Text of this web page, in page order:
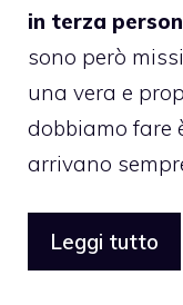
in terza
sono però
una vera e
dobbiamo fare
arrivano
Leggi tutto